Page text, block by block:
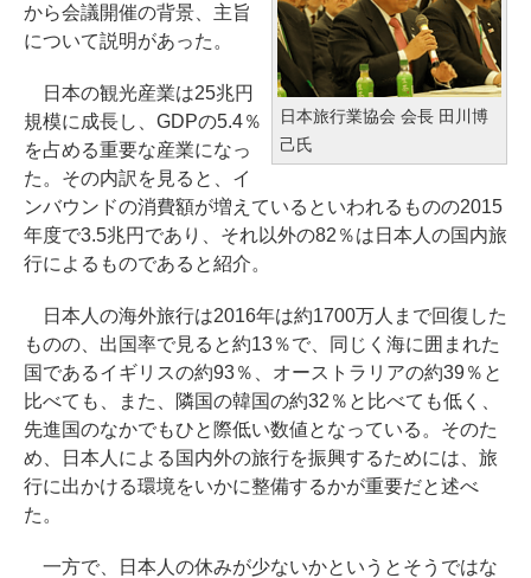
日本旅行業協会 会長 田川博
己氏
から会議開催の背景、主旨
について説明があった。
日本の観光産業は25兆円
規模に成長し、GDPの5.4％
を占める重要な産業になっ
た。その内訳を見ると、イ
ンバウンドの消費額が増えているといわれるものの2015
年度で3.5兆円であり、それ以外の82％は日本人の国内旅
行によるものであると紹介。
日本人の海外旅行は2016年は約1700万人まで回復した
ものの、出国率で見ると約13％で、同じく海に囲まれた
国であるイギリスの約93％、オーストラリアの約39％と
比べても、また、隣国の韓国の約32％と比べても低く、
先進国のなかでもひと際低い数値となっている。そのた
め、日本人による国内外の旅行を振興するためには、旅
行に出かける環境をいかに整備するかが重要だと述べ
た。
一方で、日本人の休みが少ないかというとそうではな